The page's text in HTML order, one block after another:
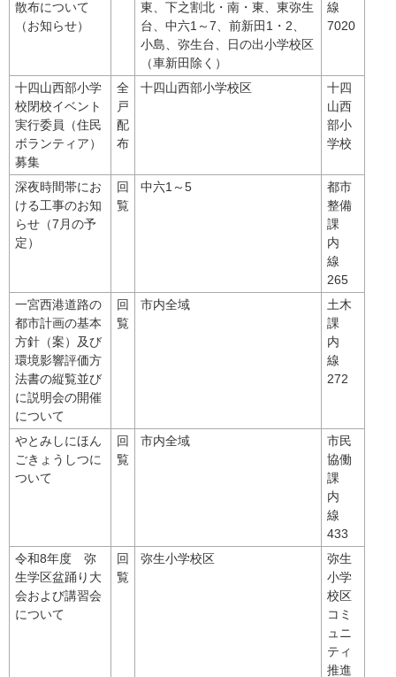
散布について
（お知らせ）
東、下之割北・南・東、東弥生
台、中六1～7、前新田1・2、
小島、弥生台、日の出小学校区
（車新田除く）
線
7020
十四山西部小学
校閉校イベント
実行委員（住民
ボランティア）
募集
全
戸
配
布
十四山西部小学校区
十四
山西
部小
学校
深夜時間帯にお
ける工事のお知
らせ（7月の予
定）
回
覧
中六1～5
都市
整備
課
内
線
265
一宮西港道路の
都市計画の基本
方針（案）及び
環境影響評価方
法書の縦覧並び
に説明会の開催
について
回
覧
市内全域
土木
課
内
線
272
やとみしにほん
ごきょうしつに
ついて
回
覧
市内全域
市民
協働
課
内
線
433
令和8年度 弥
生学区盆踊り大
会および講習会
について
回
覧
弥生小学校区
弥生
小学
校区
コミ
ュニ
ティ
推進